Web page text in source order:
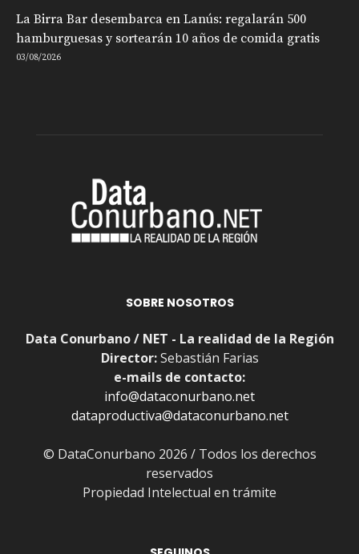
La Birra Bar desembarca en Lanús: regalarán 500
hamburguesas y sortearán 10 años de comida gratis
03/08/2026
SOBRE NOSOTROS
Data Conurbano / NET - La realidad de la Región
Director:Sebastián Farias
e-mails de contacto:
info@dataconurbano.net
dataproductiva@dataconurbano.net
© DataConurbano 2026 / Todos los derechos
reservados
Propiedad Intelectual en trámite